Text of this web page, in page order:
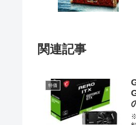
関連記事
特価